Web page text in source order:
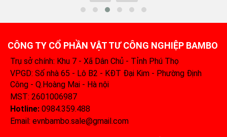
CÔNG TY CỔ PHẦN VẬT TƯ CÔNG NGHIỆP BAMBO
Trụ sở chính: Khu 7 - Xã Dân Chủ - Tỉnh Phú Thọ
VPGD: Số nhà 65 - Lô B2 - KĐT Đại Kim - Phường Định
Công - Q.Hoàng Mai - Hà nội
MST: 2601006987
Hotline: 0984.359.488‬
Email: evnbambo.sale@gmail.com